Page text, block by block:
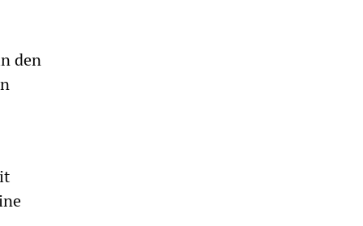
den